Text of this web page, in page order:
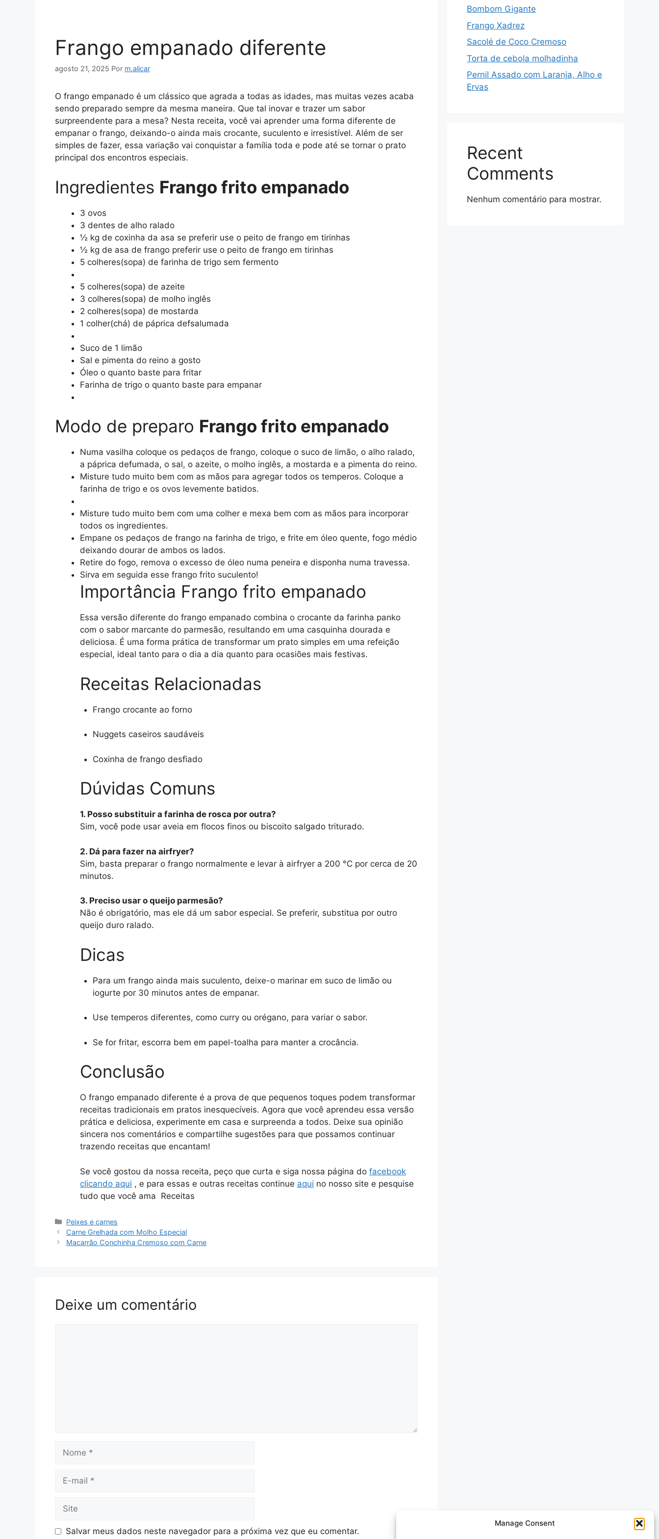
Manage Consent
Frango empanado diferente
agosto 21, 2025 Por m.alicar
O frango empanado é um clássico que agrada a todas as idades, mas muitas vezes acaba
sendo preparado sempre da mesma maneira. Que tal inovar e trazer um sabor
surpreendente para a mesa? Nesta receita, você vai aprender uma forma diferente de
empanar o frango, deixando-o ainda mais crocante, suculento e irresistível. Além de ser
simples de fazer, essa variação vai conquistar a família toda e pode até se tornar o prato
principal dos encontros especiais.
Ingredientes Frango frito empanado
3 ovos
3 dentes de alho ralado
½ kg de coxinha da asa se preferir use o peito de frango em tirinhas
½ kg de asa de frango preferir use o peito de frango em tirinhas
5 colheres(sopa) de farinha de trigo sem fermento
5 colheres(sopa) de azeite
3 colheres(sopa) de molho inglês
2 colheres(sopa) de mostarda
1 colher(chá) de páprica defsalumada
Suco de 1 limão
Sal e pimenta do reino a gosto
Óleo o quanto baste para fritar
Farinha de trigo o quanto baste para empanar
Modo de preparo Frango frito empanado
Numa vasilha coloque os pedaços de frango, coloque o suco de limão, o alho ralado,
a páprica defumada, o sal, o azeite, o molho inglês, a mostarda e a pimenta do reino.
Misture tudo muito bem com as mãos para agregar todos os temperos. Coloque a
farinha de trigo e os ovos levemente batidos.
Misture tudo muito bem com uma colher e mexa bem com as mãos para incorporar
todos os ingredientes.
Empane os pedaços de frango na farinha de trigo, e frite em óleo quente, fogo médio
deixando dourar de ambos os lados.
Retire do fogo, remova o excesso de óleo numa peneira e disponha numa travessa.
Sirva em seguida esse frango frito suculento!
Importância Frango frito empanado
Essa versão diferente do frango empanado combina o crocante da farinha panko
com o sabor marcante do parmesão, resultando em uma casquinha dourada e
deliciosa. É uma forma prática de transformar um prato simples em uma refeição
especial, ideal tanto para o dia a dia quanto para ocasiões mais festivas.
Receitas Relacionadas
Frango crocante ao forno
Nuggets caseiros saudáveis
Coxinha de frango desfiado
Dúvidas Comuns
1. Posso substituir a farinha de rosca por outra?
Sim, você pode usar aveia em flocos finos ou biscoito salgado triturado.
2. Dá para fazer na airfryer?
Sim, basta preparar o frango normalmente e levar à airfryer a 200 °C por cerca de 20
minutos.
3. Preciso usar o queijo parmesão?
Não é obrigatório, mas ele dá um sabor especial. Se preferir, substitua por outro
queijo duro ralado.
Dicas
Para um frango ainda mais suculento, deixe-o marinar em suco de limão ou
iogurte por 30 minutos antes de empanar.
Use temperos diferentes, como curry ou orégano, para variar o sabor.
Se for fritar, escorra bem em papel-toalha para manter a crocância.
Conclusão
O frango empanado diferente é a prova de que pequenos toques podem transformar
receitas tradicionais em pratos inesquecíveis. Agora que você aprendeu essa versão
prática e deliciosa, experimente em casa e surpreenda a todos. Deixe sua opinião
sincera nos comentários e compartilhe sugestões para que possamos continuar
trazendo receitas que encantam!
Se você gostou da nossa receita, peço que curta e siga nossa página do facebook
clicando aqui , e para essas e outras receitas continue aqui no nosso site e pesquise
tudo que você ama Receitas
Categorias
Peixes e carnes
Carne Grelhada com Molho Especial
Macarrão Conchinha Cremoso com Carne
Deixe um comentário
mail
Salvar meus dados neste navegador para a próxima vez que eu comentar.
Bombom Gigante
Frango Xadrez
Sacolé de Coco Cremoso
Torta de cebola molhadinha
Pernil Assado com Laranja, Alho e
Ervas
Recent
Comments
Nenhum comentário para mostrar.